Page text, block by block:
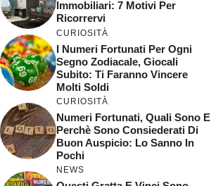
Immobiliari: 7 Motivi Per
Ricorrervi
CURIOSITÀ
I Numeri Fortunati Per Ogni
Segno Zodiacale, Giocali
Subito: Ti Faranno Vincere
Molti Soldi
CURIOSITÀ
Numeri Fortunati, Quali Sono E
Perchè Sono Consiederati Di
Buon Auspicio: Lo Sanno In
Pochi
NEWS